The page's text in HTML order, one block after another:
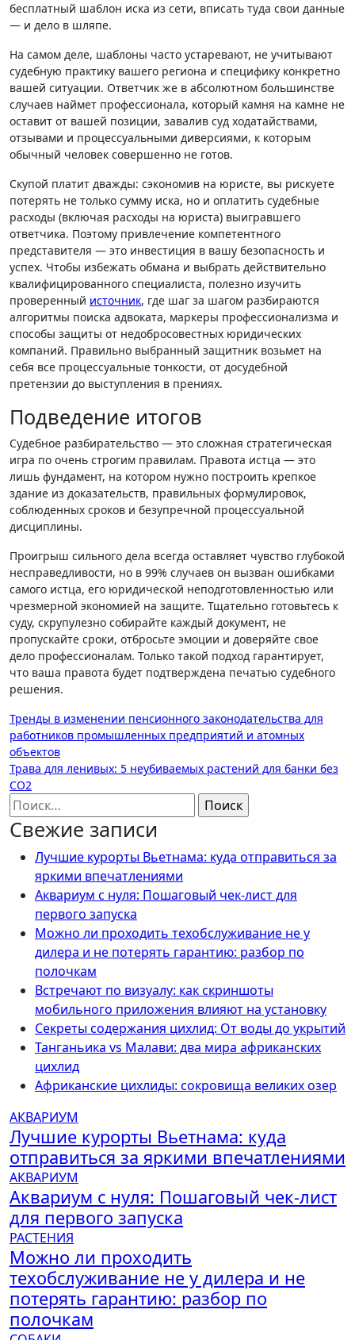
бесплатный шаблон иска из сети, вписать туда свои данные
— и дело в шляпе.
На самом деле, шаблоны часто устаревают, не учитывают
судебную практику вашего региона и специфику конкретно
вашей ситуации. Ответчик же в абсолютном большинстве
случаев наймет профессионала, который камня на камне не
оставит от вашей позиции, завалив суд ходатайствами,
отзывами и процессуальными диверсиями, к которым
обычный человек совершенно не готов.
Скупой платит дважды: сэкономив на юристе, вы рискуете
потерять не только сумму иска, но и оплатить судебные
расходы (включая расходы на юриста) выигравшего
ответчика. Поэтому привлечение компетентного
представителя — это инвестиция в вашу безопасность и
успех. Чтобы избежать обмана и выбрать действительно
квалифицированного специалиста, полезно изучить
проверенный источник, где шаг за шагом разбираются
алгоритмы поиска адвоката, маркеры профессионализма и
способы защиты от недобросовестных юридических
компаний. Правильно выбранный защитник возьмет на
себя все процессуальные тонкости, от досудебной
претензии до выступления в прениях.
Подведение итогов
Судебное разбирательство — это сложная стратегическая
игра по очень строгим правилам. Правота истца — это
лишь фундамент, на котором нужно построить крепкое
здание из доказательств, правильных формулировок,
соблюденных сроков и безупречной процессуальной
дисциплины.
Проигрыш сильного дела всегда оставляет чувство глубокой
несправедливости, но в 99% случаев он вызван ошибками
самого истца, его юридической неподготовленностью или
чрезмерной экономией на защите. Тщательно готовьтесь к
суду, скрупулезно собирайте каждый документ, не
пропускайте сроки, отбросьте эмоции и доверяйте свое
дело профессионалам. Только такой подход гарантирует,
что ваша правота будет подтверждена печатью судебного
решения.
Навигация
по
записям
Тренды в изменении пенсионного законодательства для
работников промышленных предприятий и атомных
объектов
Трава для ленивых: 5 неубиваемых растений для банки без
СО2
Найти:
Свежие записи
Лучшие курорты Вьетнама: куда отправиться за
яркими впечатлениями
Аквариум с нуля: Пошаговый чек-лист для
первого запуска
Можно ли проходить техобслуживание не у
дилера и не потерять гарантию: разбор по
полочкам
Встречают по визуалу: как скриншоты
мобильного приложения влияют на установку
Секреты содержания цихлид: От воды до укрытий
Танганьика vs Малави: два мира африканских
цихлид
Африканские цихлиды: сокровища великих озер
АКВАРИУМ
Лучшие курорты Вьетнама: куда
отправиться за яркими впечатлениями
АКВАРИУМ
Аквариум с нуля: Пошаговый чек-лист
для первого запуска
РАСТЕНИЯ
Можно ли проходить
техобслуживание не у дилера и не
потерять гарантию: разбор по
полочкам